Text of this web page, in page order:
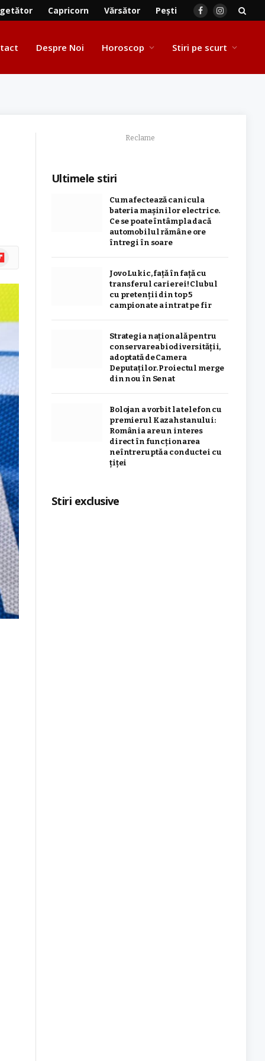
Capricorn Vărsător Pești FacebookInstagram
Despre Noi Horoscop Stiri pe scurt
Reclame
Ultimele stiri
Cum afectează canicula
bateria mașinilor electrice.
Ce se poate întâmpla dacă
automobilul rămâne ore
întregi în soare
Jovo Lukic, față în față cu
transferul carierei! Clubul
cu pretenții din top 5
campionate a intrat pe fir
Strategia naţională pentru
conservarea biodiversităţii,
adoptată de Camera
Deputaților. Proiectul merge
din nou în Senat
Bolojan a vorbit la telefon cu
premierul Kazahstanului:
România are un interes
direct în funcționarea
neîntreruptă a conductei cu
țiței
Stiri exclusive